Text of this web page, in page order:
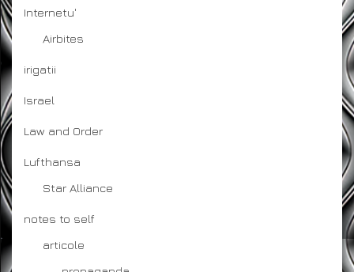
Internetu'
Airbites
irigatii
Israel
Law and Order
Lufthansa
Star Alliance
notes to self
articole